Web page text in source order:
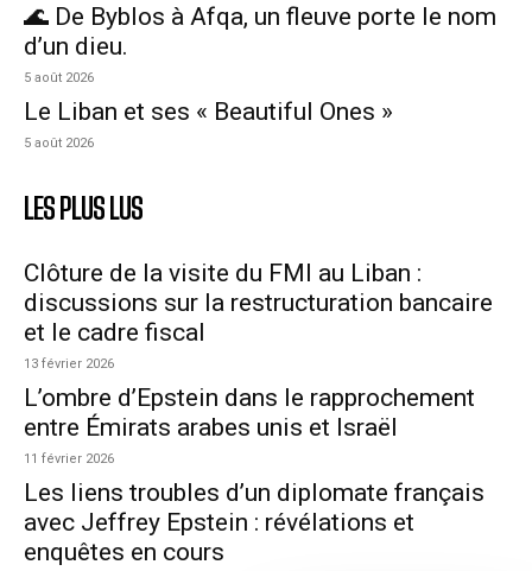
🌊 De Byblos à Afqa, un fleuve porte le nom
d’un dieu.
5 août 2026
Le Liban et ses « Beautiful Ones »
5 août 2026
LES PLUS LUS
Clôture de la visite du FMI au Liban :
discussions sur la restructuration bancaire
et le cadre fiscal
13 février 2026
L’ombre d’Epstein dans le rapprochement
entre Émirats arabes unis et Israël
11 février 2026
Les liens troubles d’un diplomate français
avec Jeffrey Epstein : révélations et
enquêtes en cours